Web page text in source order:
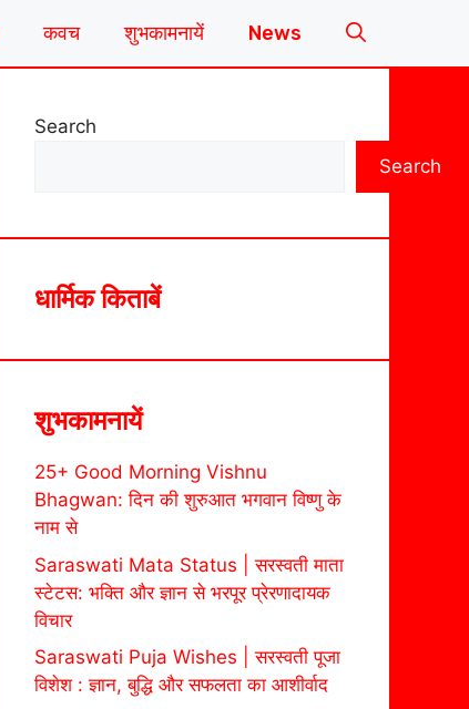
कवच शुभकामनायें News
Search
Search
धार्मिक किताबें
शुभकामनायें
25+ Good Morning Vishnu
Bhagwan: दिन की शुरुआत भगवान विष्णु के
नाम से
Saraswati Mata Status | सरस्वती माता
स्टेटस: भक्ति और ज्ञान से भरपूर प्रेरणादायक
विचार
Saraswati Puja Wishes | सरस्वती पूजा
विशेश : ज्ञान, बुद्धि और सफलता का आशीर्वाद